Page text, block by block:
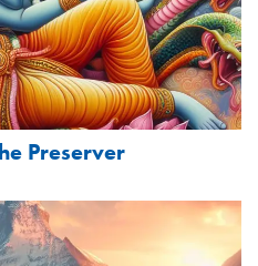
Preserver